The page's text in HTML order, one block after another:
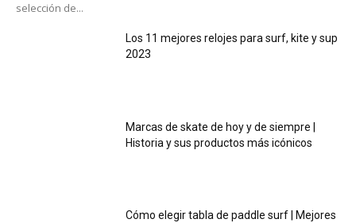
selección de...
Los 11 mejores relojes para surf, kite y sup
2023
Marcas de skate de hoy y de siempre |
Historia y sus productos más icónicos
Cómo elegir tabla de paddle surf | Mejores